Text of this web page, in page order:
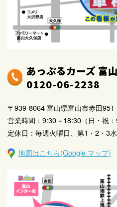
あっぷるカーズ 富
0120-06-2238
〒939-8064 富山県富山市赤田
営業時間：9:30～18:30（日・祝：
定休日：毎週火曜日、第1・2・3
地図はこちら(Google マップ)